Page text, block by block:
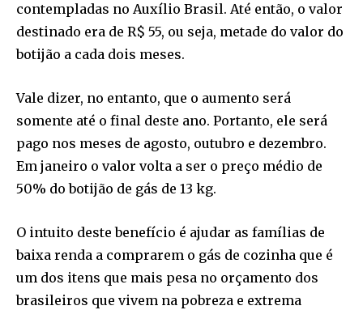
contempladas no Auxílio Brasil. Até então, o valor
destinado era de R$ 55, ou seja, metade do valor do
botijão a cada dois meses.
Vale dizer, no entanto, que o aumento será
somente até o final deste ano. Portanto, ele será
pago nos meses de agosto, outubro e dezembro.
Em janeiro o valor volta a ser o preço médio de
50% do botijão de gás de 13 kg.
O intuito deste benefício é ajudar as famílias de
baixa renda a comprarem o gás de cozinha que é
um dos itens que mais pesa no orçamento dos
brasileiros que vivem na pobreza e extrema